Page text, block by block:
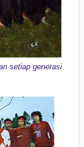
setiap generasi